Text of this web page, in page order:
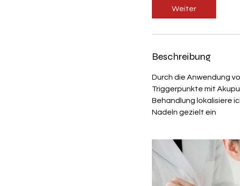
i
Weiter
Beschreibung
Durch die Anwendung
Triggerpunkte mit
Behandlung lokalisiere
Nadeln gezielt ein